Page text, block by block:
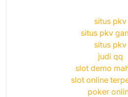
situs pkv
situs pkv
situs pkv
judi qq
slot demo
slot online
poker